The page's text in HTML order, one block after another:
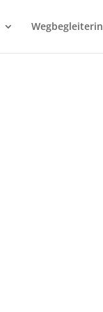
Wegbegleiterin